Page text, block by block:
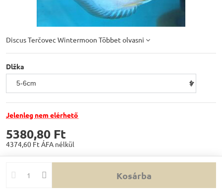
Discus Terčovec Wintermoon Többet olvasni
Dlžka
Jelenleg nem elérhető
5380,80 Ft
4374,60 Ft ÁFA nélkül
Kosárba